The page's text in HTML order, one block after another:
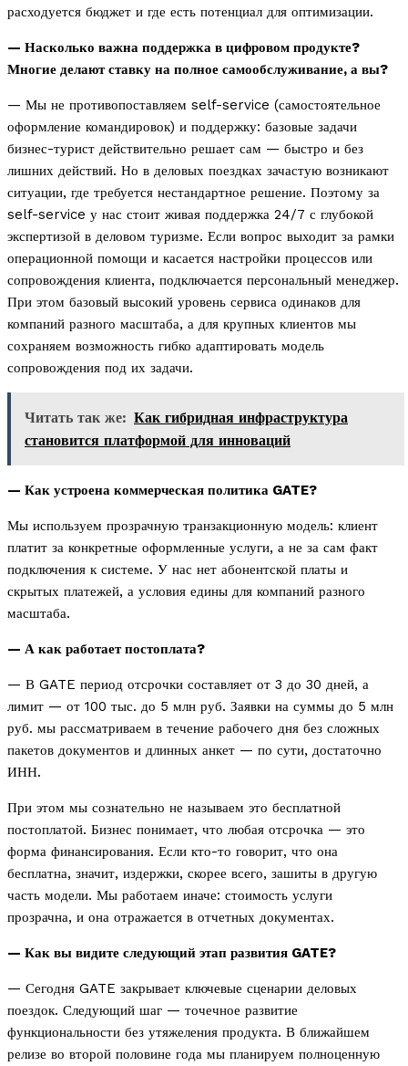
расходуется бюджет и где есть потенциал для оптимизации.
— Насколько важна поддержка в цифровом продукте?
Многие делают ставку на полное самообслуживание, а вы?
— Мы не противопоставляем self-service (самостоятельное
оформление командировок) и поддержку: базовые задачи
бизнес-турист действительно решает сам — быстро и без
лишних действий. Но в деловых поездках зачастую возникают
ситуации, где требуется нестандартное решение. Поэтому за
self-service у нас стоит живая поддержка 24/7 с глубокой
экспертизой в деловом туризме. Если вопрос выходит за рамки
операционной помощи и касается настройки процессов или
сопровождения клиента, подключается персональный менеджер.
При этом базовый высокий уровень сервиса одинаков для
компаний разного масштаба, а для крупных клиентов мы
сохраняем возможность гибко адаптировать модель
сопровождения под их задачи.
Читать так же: Как гибридная инфраструктура
становится платформой для инноваций
— Как устроена коммерческая политика GATE?
Мы используем прозрачную транзакционную модель: клиент
платит за конкретные оформленные услуги, а не за сам факт
подключения к системе. У нас нет абонентской платы и
скрытых платежей, а условия едины для компаний разного
масштаба.
— А как работает постоплата?
— В GATE период отсрочки составляет от 3 до 30 дней, а
лимит — от 100 тыс. до 5 млн руб. Заявки на суммы до 5 млн
руб. мы рассматриваем в течение рабочего дня без сложных
пакетов документов и длинных анкет — по сути, достаточно
ИНН.
При этом мы сознательно не называем это бесплатной
постоплатой. Бизнес понимает, что любая отсрочка — это
форма финансирования. Если кто-то говорит, что она
бесплатна, значит, издержки, скорее всего, зашиты в другую
часть модели. Мы работаем иначе: стоимость услуги
прозрачна, и она отражается в отчетных документах.
— Как вы видите следующий этап развития GATE?
— Сегодня GATE закрывает ключевые сценарии деловых
поездок. Следующий шаг — точечное развитие
функциональности без утяжеления продукта. В ближайшем
релизе во второй половине года мы планируем полноценную